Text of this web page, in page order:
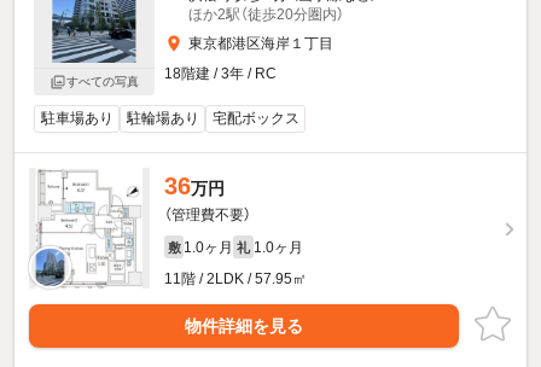
すべての写真
ほか2駅（徒歩20分圏内）
東京都港区海岸１丁目
18階建 / 3年 / RC
駐車場あり 駐輪場あり 宅配ボックス
36万円
（管理費不要）
敷 1.0ヶ月 礼 1.0ヶ月
11階 / 2LDK / 57.95㎡
物件詳細を見る